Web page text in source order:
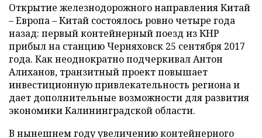
Открытие железнодорожного направления Китай
– Европа – Китай состоялось ровно четыре года
назад: первый контейнерный поезд из КНР
прибыл на станцию Черняховск 25 сентября 2017
года. Как неоднократно подчеркивал Антон
Алиханов, транзитный проект повышает
инвестиционную привлекательность региона и
дает дополнительные возможности для развития
экономики Калининградской области.
В нынешнем году увеличению контейнерного